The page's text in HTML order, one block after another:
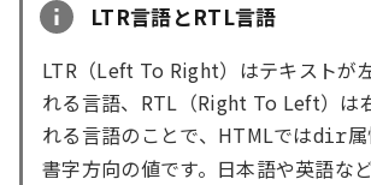
LTR言語とRTL言語
LTR（Left To Right）はテキストが
れる言語、RTL（Right To Left）は
れる言語のことで、HTMLではdir
書字方向の値です。日本語や英語な